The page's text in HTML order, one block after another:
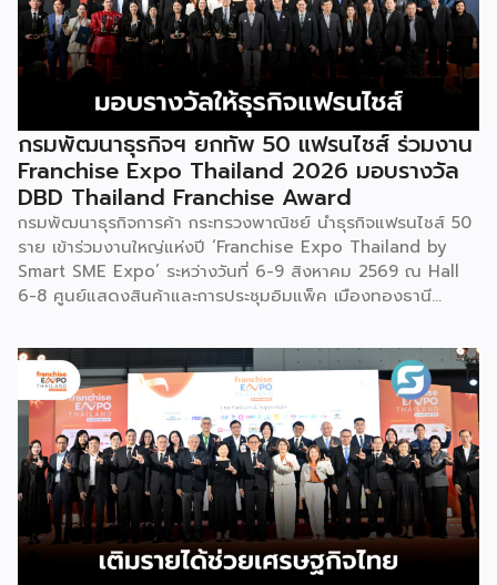
กรมพัฒนาธุรกิจฯ ยกทัพ 50 แฟรนไชส์ ร่วมงาน
Franchise Expo Thailand 2026 มอบรางวัล
DBD Thailand Franchise Award
กรมพัฒนาธุรกิจการค้า กระทรวงพาณิชย์ นำธุรกิจแฟรนไชส์ 50
ราย เข้าร่วมงานใหญ่แห่งปี ‘Franchise Expo Thailand by
Smart SME Expo’ ระหว่างวันที่ 6-9 สิงหาคม 2569 ณ Hall
6-8 ศูนย์แสดงสินค้าและการประชุมอิมแพ็ค เมืองทองธานี
2026 ให้แก่ผู้ประกอบธุรกิจแฟรนไชส์ที่อยู่ในการส่งเสริมสนับสนุน
ของกรมฯ นายพูนพงษ์ นัยนาภากรณ์ อธิบดีกรมพัฒนาธุรกิจ
การค้า กระทรวงพาณิชย์ เปิดเผยภายหลังเป็นประธานเปิดงาน
“งานแฟรนไชส์ เอ็กซ์โป ไทยแลนด์ บาย สมาร์ท เอสเอ็มอี เอ็กซ์
โป (Franchise Expo Thailand by Smart SME Expo)” ซึ่ง
เป็นงานแสดงธุรกิจแฟรนไชส์ชั้นนำที่จัดขึ้นโดย บริษัท พีเอ็มจี
คอร์ปอเรชัน จำกัด เพื่อยกระดับศักยภาพของผู้ประกอบการและ
เจ้าของธุรกิจที่ต้องการขยายกิจการผ่านระบบแฟรนไชส์ […]